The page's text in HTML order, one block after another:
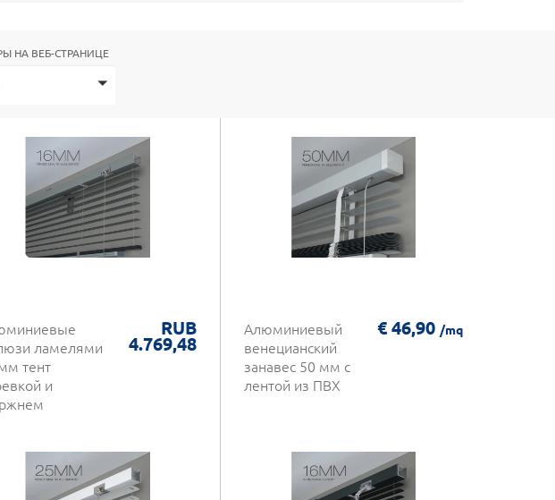
НА ВЕБ-СТРАНИЦЕ
ламелями
тент
и
RUB
4.769,48
Алюминиевый
венецианский
занавес 50 мм с
лентой из ПВХ
€ 46,90 /mq